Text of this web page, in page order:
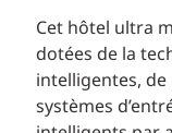
Cet hôtel ultra
dotées de la
intelligentes,
systèmes